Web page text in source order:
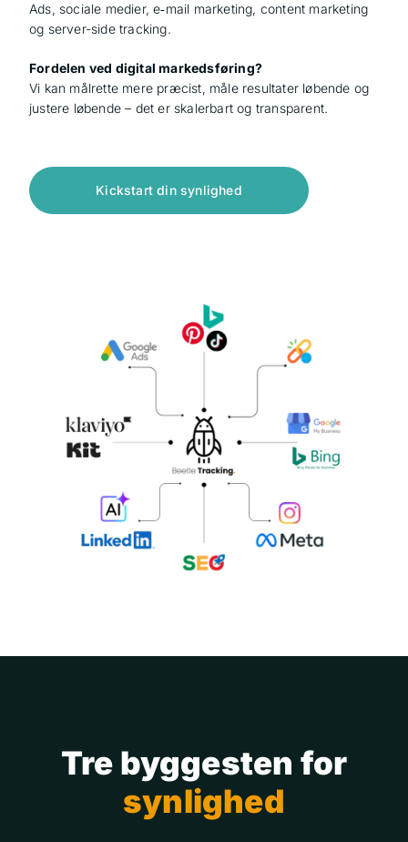
Ads, sociale medier, e‑mail marketing, content marketing
og server-side tracking.
Fordelen ved digital markedsføring?
Vi kan målrette mere præcist, måle resultater løbende og
justere løbende – det er skalerbart og transparent.
Kickstart din synlighed
Tre byggesten for
synlighed